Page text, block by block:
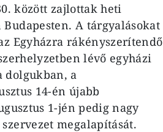
között zajlottak heti
A tárgyalásokat
Egyházra rákényszerítendő
lévő egyházi
dolgukban, a
14-én újabb
1-jén pedig nagy
megalapítását.